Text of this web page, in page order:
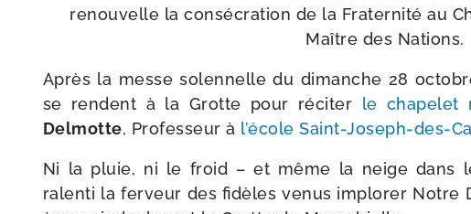
renou­velle la consé­cra­tion de la Fraternité au
Maître des Nations.
Après la messe solen­nelle du dimanche 28
se rendent à la Grotte pour réci­ter le cha­pe­let
Delmotte, Professeur à l’é­cole Saint-​Joseph-​des-​
Ni la pluie, ni le froid – et même la neige dans
ralen­ti la fer­veur des fidèles venus implo­rer Notre